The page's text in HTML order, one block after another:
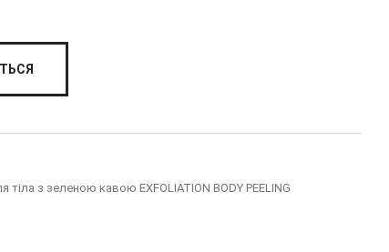
тіла з зеленою кавою EXFOLIATION BODY PEELING